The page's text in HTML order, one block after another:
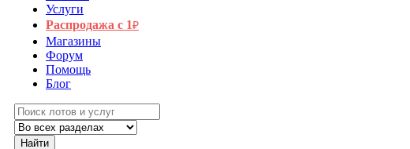
Услуги
Распродажа с 1₽
Магазины
Форум
Помощь
Блог
Найти